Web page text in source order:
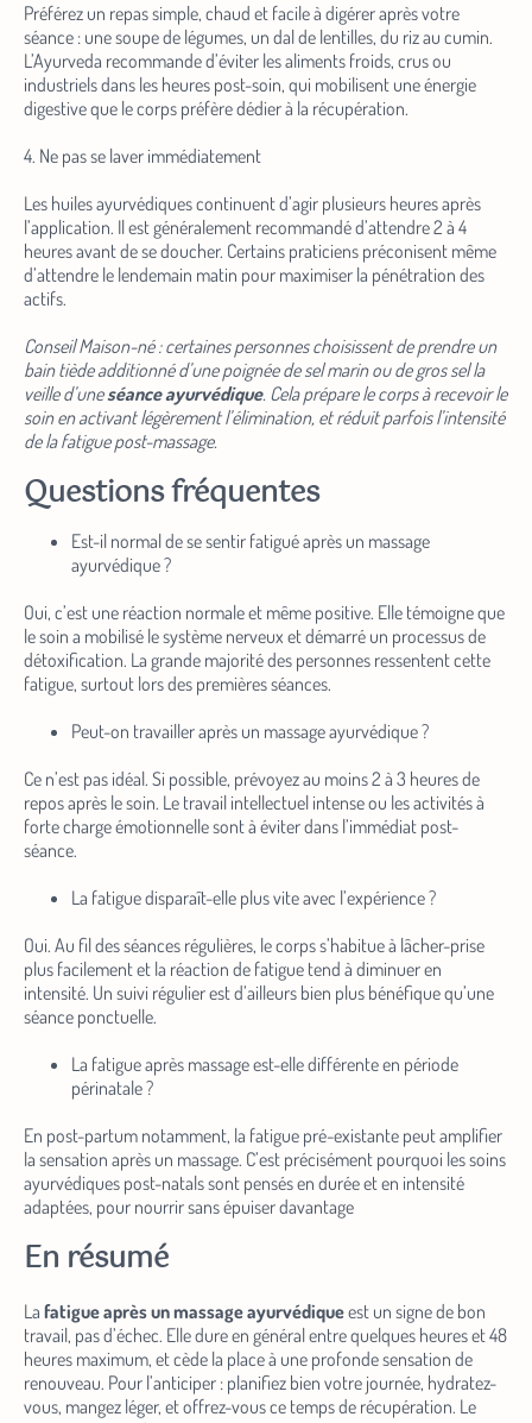
Préférez un repas simple, chaud et facile à digérer après votre
séance : une soupe de légumes, un dal de lentilles, du riz au cumin.
L’Ayurveda recommande d’éviter les aliments froids, crus ou
industriels dans les heures post-soin, qui mobilisent une énergie
digestive que le corps préfère dédier à la récupération.
4. Ne pas se laver immédiatement
Les huiles ayurvédiques continuent d’agir plusieurs heures après
l’application. Il est généralement recommandé d’attendre 2 à 4
heures avant de se doucher. Certains praticiens préconisent même
d’attendre le lendemain matin pour maximiser la pénétration des
actifs.
Conseil Maison-né : certaines personnes choisissent de prendre un
bain tiède additionné d’une poignée de sel marin ou de gros sel la
veille d’uneséance ayurvédique. Cela prépare le corps à recevoir le
soin en activant légèrement l’élimination, et réduit parfois l’intensité
de la fatigue post-massage.
Questions fréquentes
Est-il normal de se sentir fatigué après un massage
ayurvédique ?
Oui, c’est une réaction normale et même positive. Elle témoigne que
le soin a mobilisé le système nerveux et démarré un processus de
détoxification. La grande majorité des personnes ressentent cette
fatigue, surtout lors des premières séances.
Peut-on travailler après un massage ayurvédique ?
Ce n’est pas idéal. Si possible, prévoyez au moins 2 à 3 heures de
repos après le soin. Le travail intellectuel intense ou les activités à
forte charge émotionnelle sont à éviter dans l’immédiat post-
séance.
La fatigue disparaît-elle plus vite avec l’expérience ?
Oui. Au fil des séances régulières, le corps s’habitue à lâcher-prise
plus facilement et la réaction de fatigue tend à diminuer en
intensité. Un suivi régulier est d’ailleurs bien plus bénéfique qu’une
séance ponctuelle.
La fatigue après massage est-elle différente en période
périnatale ?
En post-partum notamment, la fatigue pré-existante peut amplifier
la sensation après un massage. C’est précisément pourquoi les soins
ayurvédiques post-natals sont pensés en durée et en intensité
adaptées, pour nourrir sans épuiser davantage
En résumé
La fatigue après un massage ayurvédiqueest un signe de bon
travail, pas d’échec. Elle dure en général entre quelques heures et 48
heures maximum, et cède la place à une profonde sensation de
renouveau. Pour l’anticiper : planifiez bien votre journée, hydratez-
vous, mangez léger, et offrez-vous ce temps de récupération. Le